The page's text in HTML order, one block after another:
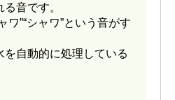
音です。
ワ”“シャワ”という音がす
を自動的に処理している